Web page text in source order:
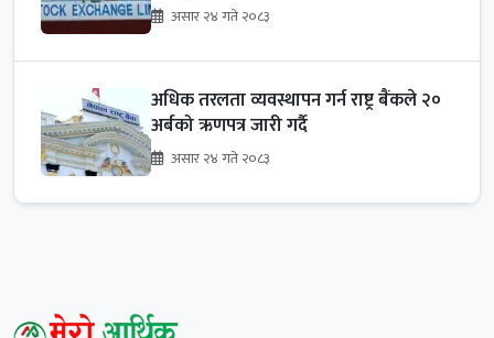
असार २४ गते २०८३
अधिक तरलता व्यवस्थापन गर्न राष्ट्र बैंकले २०
अर्बको ऋणपत्र जारी गर्दै
असार २४ गते २०८३